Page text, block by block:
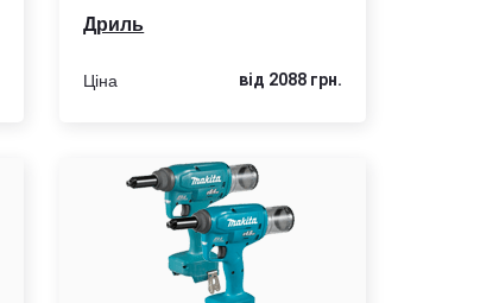
Дриль
Ціна від 2088 грн.